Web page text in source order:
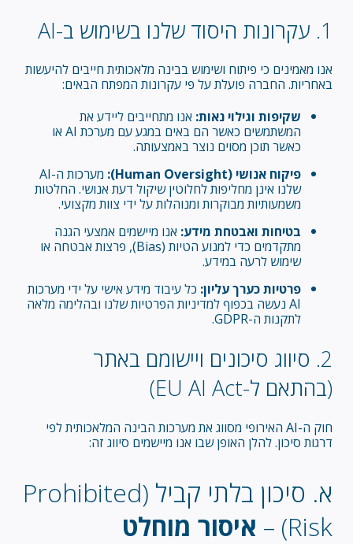
1. עקרונות היסוד שלנו בשימוש ב-AI
אנו מאמינים כי פיתוח ושימוש בבינה מלאכותית חייבים להיעשות
באחריות. החברה פועלת על פי עקרונות המפתח הבאים:
שקיפות וגילוי נאות: אנו מתחייבים ליידע את
המשתמשים כאשר הם באים במגע עם מערכת AI או
כאשר תוכן מסוים נוצר באמצעותה.
פיקוח אנושי (Human Oversight):
מערכות ה-AI
שלנו אינן מחליפות לחלוטין שיקול דעת אנושי. החלטות
משמעותיות מבוקרות ומנוהלות על ידי צוות מקצועי.
בטיחות ואבטחת מידע: אנו מיישמים אמצעי הגנה
מתקדמים כדי למנוע הטיות (Bias), פרצות אבטחה או
שימוש לרעה במידע.
פרטיות כערך עליון: כל עיבוד מידע אישי על ידי מערכות
AI נעשה בכפוף למדיניות הפרטיות שלנו ובהלימה מלאה
לתקנות ה-GDPR.
2. סיווג סיכונים ויישומם באתר
(בהתאם ל-EU AI Act)
חוק ה-AI האירופי מסווג את מערכות הבינה המלאכותית לפי
דרגות סיכון. להלן האופן שבו אנו מיישמים סיווג זה:
א. סיכון בלתי קביל (Prohibited
Risk) –
איסור מוחלט